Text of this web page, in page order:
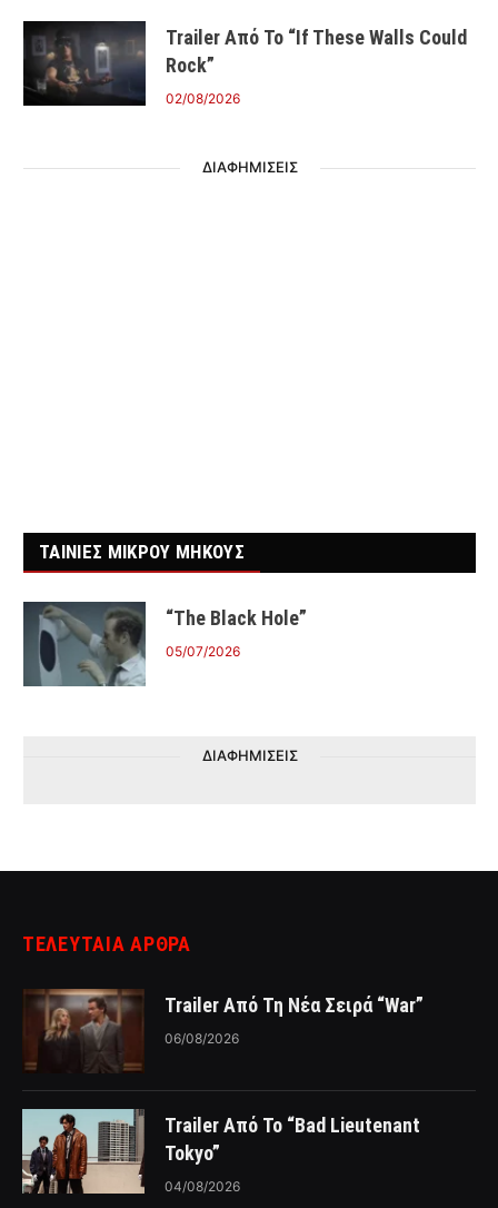
Trailer Από Το “If These Walls Could
Rock”
02/08/2026
ΔΙΑΦΗΜΙΣΕΙΣ
ΤΑΙΝΙΕΣ ΜΙΚΡΟΥ ΜΗΚΟΥΣ
“The Black Hole”
05/07/2026
ΔΙΑΦΗΜΙΣΕΙΣ
ΤΕΛΕΥΤΑΙΑ ΑΡΘΡΑ
Trailer Από Τη Νέα Σειρά “War”
06/08/2026
Trailer Από Το “Bad Lieutenant
Tokyo”
04/08/2026